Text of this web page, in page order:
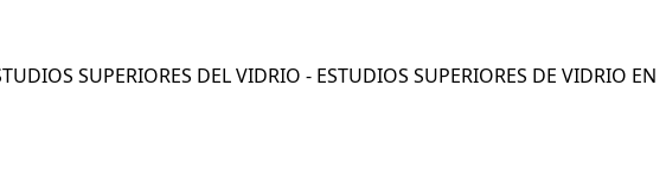
SUPERIORES DEL VIDRIO - ESTUDIOS SUPERIORES DE VIDRIO EN